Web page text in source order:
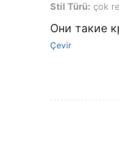
Stil Türü: çok
Stil Türü: çok
Они такие
Çevir